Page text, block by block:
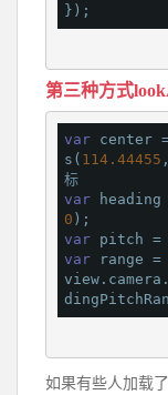
第三种方式
var center
s( 114.44455
标
var heading
0
var pitch =
var range =
如果有些人加载